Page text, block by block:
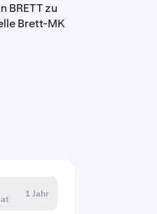
BRETT zu
Brett-MK
1 Jahr